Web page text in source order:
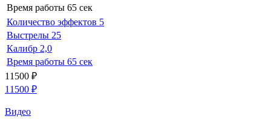
Время работы 65 сек
Количество эффектов 5
Выстрелы 25
Калибр 2,0
Время работы 65 сек
11500 ₽
11500 ₽
Видео